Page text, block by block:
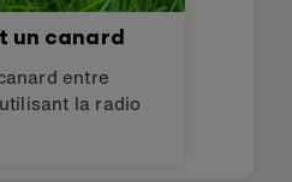
un canard
entre
la radio